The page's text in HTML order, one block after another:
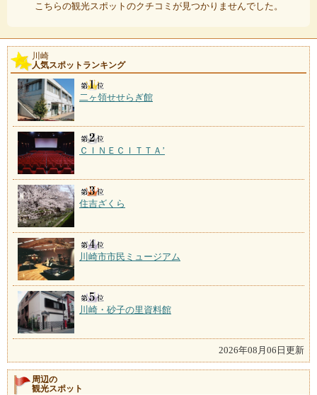
こちらの観光スポットのクチコミが見つかりませんでした。
川崎
人気スポットランキング
二ヶ領せせらぎ館
ＣＩＮＥＣＩＴＴＡ’
住吉ざくら
川崎市市民ミュージアム
川崎・砂子の里資料館
2026年08月06日更新
周辺の
観光スポット